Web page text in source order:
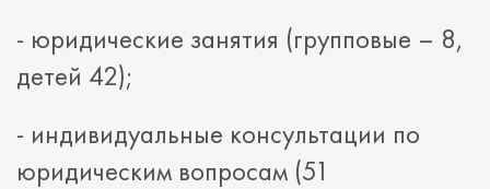
- юридические занятия (групповые – 8,
детей 42);
- индивидуальные консультации по
юридическим вопросам (51